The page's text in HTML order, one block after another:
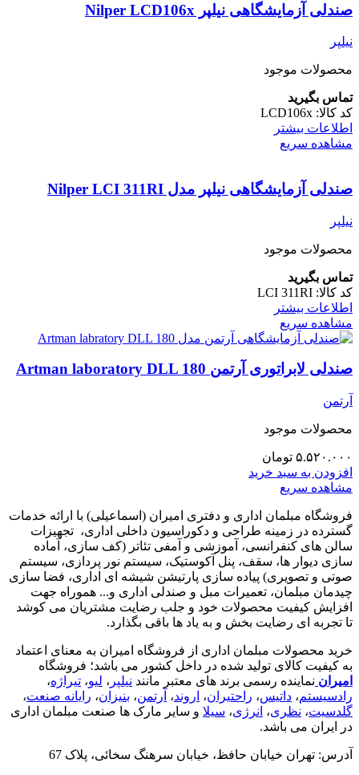
صندلی آزمایشگاهی نیلپر Nilper LCD106x
نیلپر
محصولات موجود
تماس بگیرید
کد کالا: LCD106x
اطلاعات بیشتر
مشاهده سریع
صندلی آزمایشگاهی نیلپر مدل Nilper LCI 311RI
نیلپر
محصولات موجود
تماس بگیرید
کد کالا: LCI 311RI
اطلاعات بیشتر
مشاهده سریع
صندلی لابراتوری آرتمن Artman laboratory DLL 180
آرتمن
محصولات موجود
۵.۵۲۰.۰۰۰ تومان
افزودن به سبد خرید
مشاهده سریع
فروشگاه مبلمان اداری و دفتری امیران (اسماعیلی) با ارائه خدمات
گسترده در زمینه طراحی و دکوراسیون داخلی اداری‌، تجهیزات
سالن های کنفرانسی، آموزشی و آمفی تئاتر (کف سازی، آماده
سازی دیوار ها، سقف، پنل آکوستیک، سیستم نور پردازی، سیستم
صوتی و تصویری) پیاده سازی پارتیشن شیشه ای اداری، فضا سازی
چیدمان مبلمان، تعمیرات مبل و صندلی اداری و... هموراه جهت
افزایش کیفیت محصولات خود و جلب رضایت مشتریان می کوشد
تا تجربه ای رضایت بخش و به یاد ها باقی بگذارد.
خرید محصولات مبلمان اداری از فروشگاه امیران به معنای اعتماد
به کیفیت کالای تولید شده در داخل کشور می باشد؛ فروشگاه
امیران نماینده رسمی برند های معتبر مانند نیلپر ، لیو، تیراژه،
رادسیستم، داتیس، راحتیران، اروند، آرتمن، بنیزان، رایانه صنعت،
گلدسیت، نظری، انرژی، سیلا و سایر مارک ها صنعت مبلمان اداری
در ایران می باشد.
آدرس: تهران خیابان حافظ، خیابان سرهنگ سخائی، پلاک 67